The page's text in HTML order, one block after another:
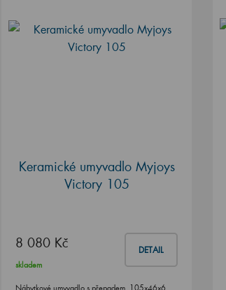
Keramické umyvadlo Myjoys
Victory 105
8 080 Kč DETAIL
skladem